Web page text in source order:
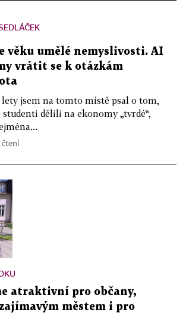
věku umělé nemyslivosti. AI
vrátit se k otázkám
lety jsem na tomto místě psal o tom,
studenti dělili na ekonomy „tvrdé“,
čtení
atraktivní pro občany,
městem i pro